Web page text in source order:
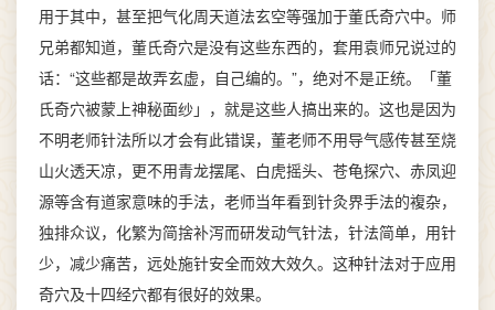
用于其中，甚至把气化周天道法玄空等强加于董氏奇穴中。师
兄弟都知道，董氏奇穴是没有这些东西的，套用袁师兄说过的
话：“这些都是故弄玄虚，自己编的。”，绝对不是正统。「董
氏奇穴被蒙上神秘面纱」，就是这些人搞出来的。这也是因为
不明老师针法所以才会有此错误，董老师不用导气感传甚至烧
山火透天凉，更不用青龙摆尾、白虎摇头、苍龟探穴、赤凤迎
源等含有道家意味的手法，老师当年看到针灸界手法的複杂，
独排众议，化繁为简捨补泻而研发动气针法，针法简单，用针
少，减少痛苦，远处施针安全而效大效久。这种针法对于应用
奇穴及十四经穴都有很好的效果。